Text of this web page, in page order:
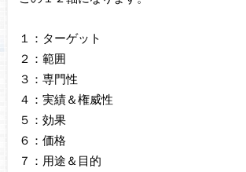
１：ターゲット
２：範囲
３：専門性
４：実績＆権威性
５：効果
６：価格
７：用途＆目的